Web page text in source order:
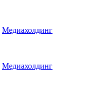
Медиахолдинг
Медиахолдинг